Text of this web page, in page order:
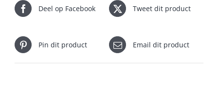
Deel op Facebook Tweet dit product
Pin dit product Email dit product